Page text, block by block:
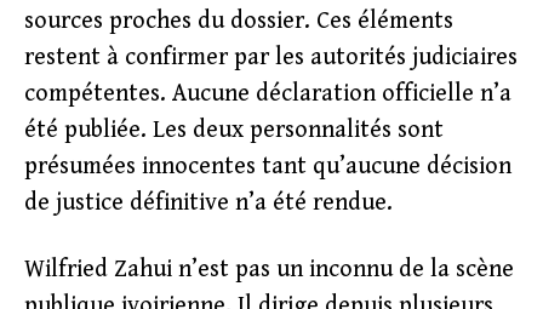
sources proches du dossier. Ces éléments
restent à confirmer par les autorités judiciaires
compétentes. Aucune déclaration officielle n’a
été publiée. Les deux personnalités sont
présumées innocentes tant qu’aucune décision
de justice définitive n’a été rendue.
Wilfried Zahui n’est pas un inconnu de la scène